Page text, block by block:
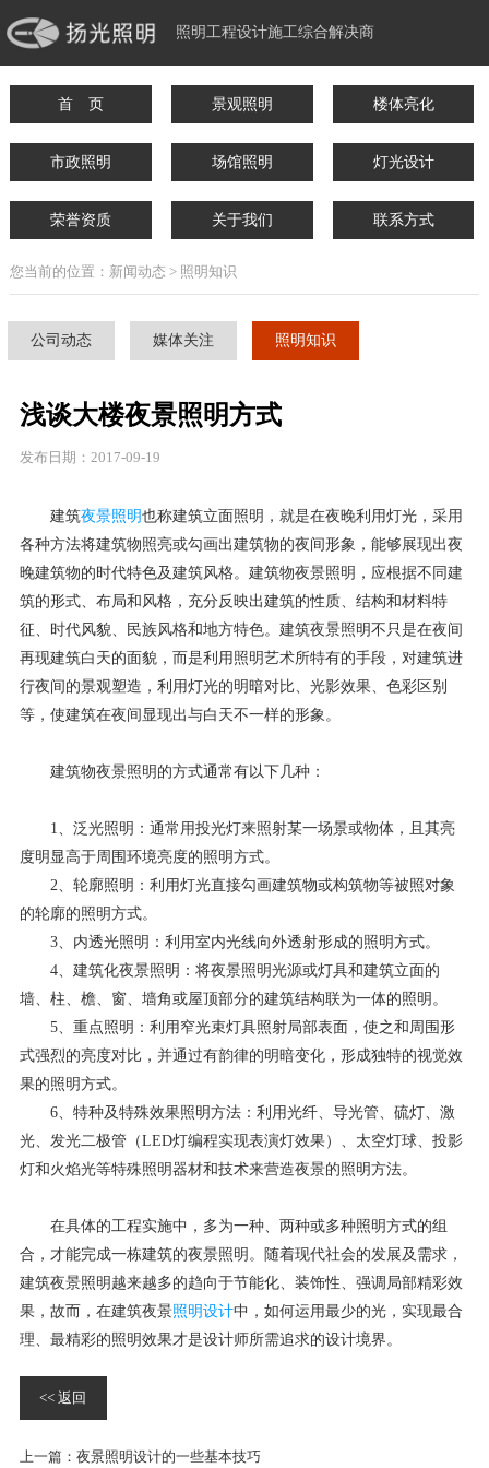
照明工程设计施工综合解决商
首 页 景观照明 楼体亮化
市政照明 场馆照明 灯光设计
荣誉资质 关于我们 联系方式
您当前的位置：新闻动态 > 照明知识
公司动态 媒体关注 照明知识
浅谈大楼夜景照明方式
发布日期：2017-09-19
建筑夜景照明也称建筑立面照明，就是在夜晚利用灯光，采用
各种方法将建筑物照亮或勾画出建筑物的夜间形象，能够展现出夜
晚建筑物的时代特色及建筑风格。建筑物夜景照明，应根据不同建
筑的形式、布局和风格，充分反映出建筑的性质、结构和材料特
征、时代风貌、民族风格和地方特色。建筑夜景照明不只是在夜间
再现建筑白天的面貌，而是利用照明艺术所特有的手段，对建筑进
行夜间的景观塑造，利用灯光的明暗对比、光影效果、色彩区别
等，使建筑在夜间显现出与白天不一样的形象。
建筑物夜景照明的方式通常有以下几种：
1、泛光照明：通常用投光灯来照射某一场景或物体，且其亮
度明显高于周围环境亮度的照明方式。
2、轮廓照明：利用灯光直接勾画建筑物或构筑物等被照对象
的轮廓的照明方式。
3、内透光照明：利用室内光线向外透射形成的照明方式。
4、建筑化夜景照明：将夜景照明光源或灯具和建筑立面的
墙、柱、檐、窗、墙角或屋顶部分的建筑结构联为一体的照明。
5、重点照明：利用窄光束灯具照射局部表面，使之和周围形
式强烈的亮度对比，并通过有韵律的明暗变化，形成独特的视觉效
果的照明方式。
6、特种及特殊效果照明方法：利用光纤、导光管、硫灯、激
光、发光二极管（LED灯编程实现表演灯效果）、太空灯球、投影
灯和火焰光等特殊照明器材和技术来营造夜景的照明方法。
在具体的工程实施中，多为一种、两种或多种照明方式的组
合，才能完成一栋建筑的夜景照明。随着现代社会的发展及需求，
建筑夜景照明越来越多的趋向于节能化、装饰性、强调局部精彩效
果，故而，在建筑夜景照明设计中，如何运用最少的光，实现最合
理、最精彩的照明效果才是设计师所需追求的设计境界。
<< 返回
上一篇： 夜景照明设计的一些基本技巧